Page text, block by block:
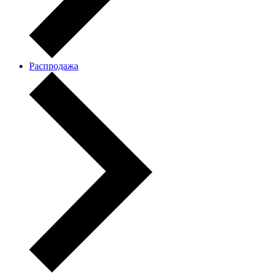
Распродажа